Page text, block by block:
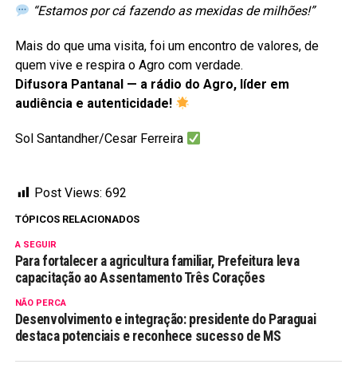
“Estamos por cá fazendo as mexidas de milhões!”
Mais do que uma visita, foi um encontro de valores, de
quem vive e respira o Agro com verdade.
Difusora Pantanal — a rádio do Agro, líder em
audiência e autenticidade!
Sol Santandher/Cesar Ferreira
Post Views: 692
TÓPICOS RELACIONADOS
A SEGUIR
Para fortalecer a agricultura familiar, Prefeitura leva
capacitação ao Assentamento Três Corações
NÃO PERCA
Desenvolvimento e integração: presidente do Paraguai
destaca potenciais e reconhece sucesso de MS